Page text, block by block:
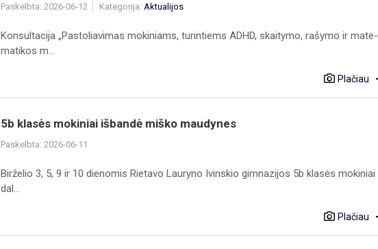
Paskelbta: 2026-06-12 Kategorija: Aktualijos
Konsultacija „Pastoliavimas mokiniams, turintiems ADHD, skaitymo, rašymo ir mate-
matikos m...
Plačiau
5b klasės mokiniai išbandė miško maudynes
Paskelbta: 2026-06-11
Birželio 3, 5, 9 ir 10 dienomis Rietavo Lauryno Ivinskio gimnazijos 5b klasės mokiniai
dal...
Plačiau